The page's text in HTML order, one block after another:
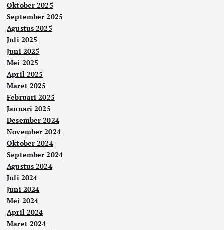
Oktober 2025
September 2025
Agustus 2025
Juli 2025
Juni 2025
Mei 2025
April 2025
Maret 2025
Februari 2025
Januari 2025
Desember 2024
November 2024
Oktober 2024
September 2024
Agustus 2024
Juli 2024
Juni 2024
Mei 2024
April 2024
Maret 2024